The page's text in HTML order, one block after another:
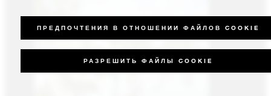
ПРЕДПОЧТЕНИЯ В ОТНОШЕНИИ ФАЙЛОВ COOKIE
РАЗРЕШИТЬ ФАЙЛЫ COOKIE